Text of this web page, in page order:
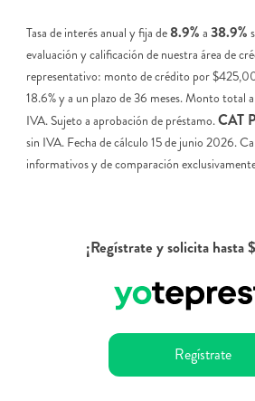
Tasa de interés anual y fija de8.9% a 38.9%
evaluación y calificación de nuestra área de
representativo: monto de crédito por
18.6% y a un plazo de 36 meses. Monto total
IVA. Sujeto a aprobación de préstamo.CAT
sin IVA. Fecha de cálculo 15 de junio 2026.
informativos y de comparación
¡Regístrate y solicita
Regístrate